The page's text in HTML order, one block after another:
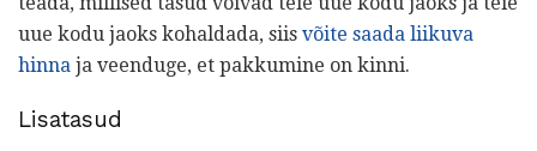
uue kodu jaoks kohaldada, siis võite saada liikuva
hinna ja veenduge, et pakkumine on kinni.
Lisatasud